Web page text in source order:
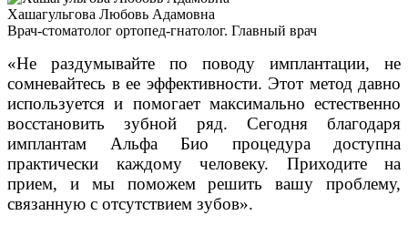
Хашагульгова Любовь Адамовна
Врач-стоматолог ортопед-гнатолог. Главный врач
«Не раздумывайте по поводу имплантации, не
сомневайтесь в ее эффективности. Этот метод давно
используется и помогает максимально естественно
восстановить зубной ряд. Сегодня благодаря
имплантам Альфа Био процедура доступна
практически каждому человеку. Приходите на
прием, и мы поможем решить вашу проблему,
связанную с отсутствием зубов».